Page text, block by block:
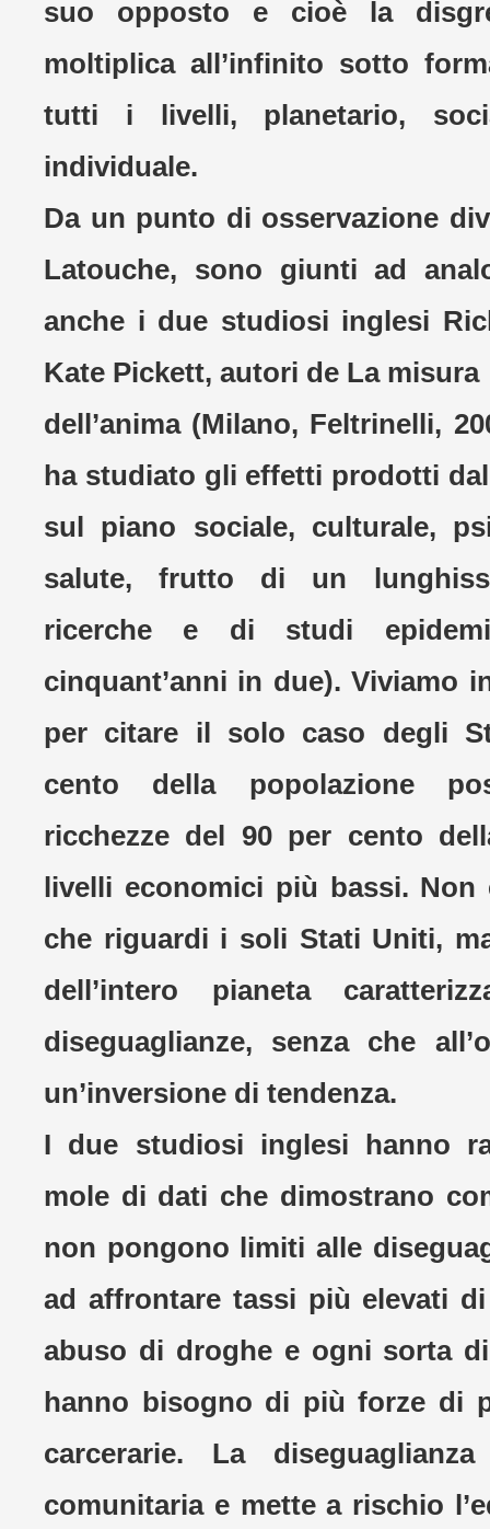
suo opposto e cioè la
moltiplica all’infinito sotto
tutti i livelli, planetario,
individuale.
Da un punto di osservazione
Latouche, sono giunti ad
anche i due studiosi inglesi
Kate Pickett, autori de La misura
dell’anima (Milano, Feltrinelli,
ha studiato gli effetti prodotti
sul piano sociale, culturale,
salute, frutto di un
ricerche e di studi
cinquant’anni in due). Viviamo
per citare il solo caso degli
cento della popolazione
ricchezze del 90 per cento
livelli economici più bassi. Non
che riguardi i soli Stati Uniti,
dell’intero pianeta
diseguaglianze, senza che
un’inversione di tendenza.
I due studiosi inglesi hanno
mole di dati che dimostrano
non pongono limiti alle
ad affrontare tassi più elevati
abuso di droghe e ogni sorta
hanno bisogno di più forze di
carcerarie. La
comunitaria e mette a rischio